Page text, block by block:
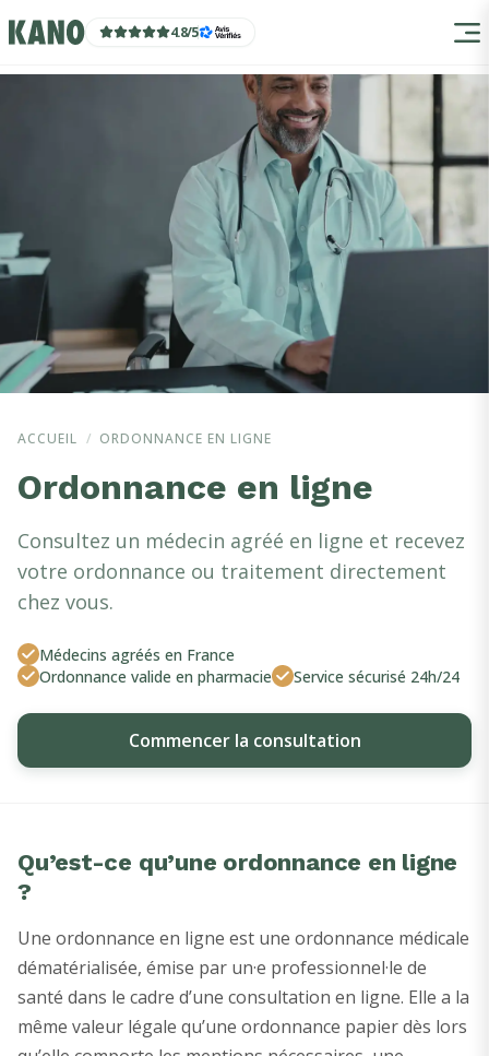
4.8/5
ACCUEIL / ORDONNANCE EN LIGNE
Ordonnance en ligne
Consultez un médecin agréé en ligne et recevez
votre ordonnance ou traitement directement
chez vous.
Médecins agréés en France
Ordonnance valide en pharmacie
Service sécurisé 24h/24
Commencer la consultation
Qu’est-ce qu’une ordonnance en ligne
?
Une ordonnance en ligne est une ordonnance médicale
dématérialisée, émise par un·e professionnel·le de
santé dans le cadre d’une consultation en ligne. Elle a la
même valeur légale qu’une ordonnance papier dès lors